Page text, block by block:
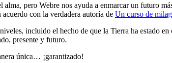
pero Webre nos ayuda a enmarcar un futuro
con la verdadera autoría de Un curso de
incluido el hecho de que la Tierra ha estado en
presente y futuro.
única… ¡garantizado!